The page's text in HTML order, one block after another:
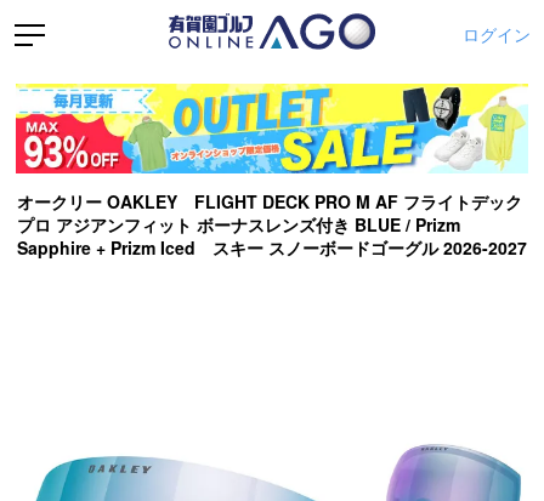
ログイン
オークリー OAKLEY FLIGHT DECK PRO M AF フライトデック
プロ アジアンフィット ボーナスレンズ付き BLUE / Prizm
Sapphire + Prizm Iced スキー スノーボードゴーグル 2026-2027